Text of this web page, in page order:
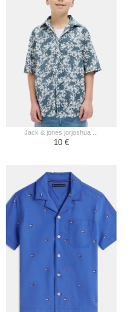
jack & jones jorjoshua ...
10 €